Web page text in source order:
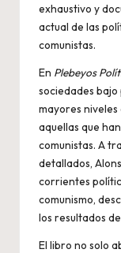
exhaustivo y
actual de las
comunistas.
En Plebeyos
sociedades
mayores
aquellas que
comunistas. A
detallados,
corrientes
comunismo,
los resultados
El libro no solo